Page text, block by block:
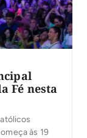
Fé nesta
às 19